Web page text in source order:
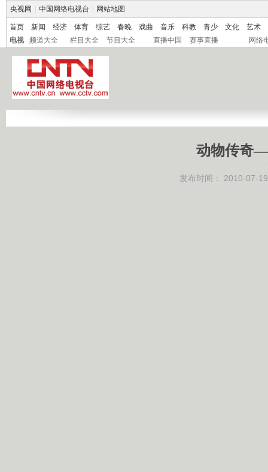
央视网 中国网络电视台 网站地图
首页 新闻 经济 体育 综艺 春晚 戏曲 音乐 科教 青少 文化
艺术
电视
频道大全 栏目大全 节目大全 直播中国 赛事直播 网络
动物传奇
发布时间： 2010-07-